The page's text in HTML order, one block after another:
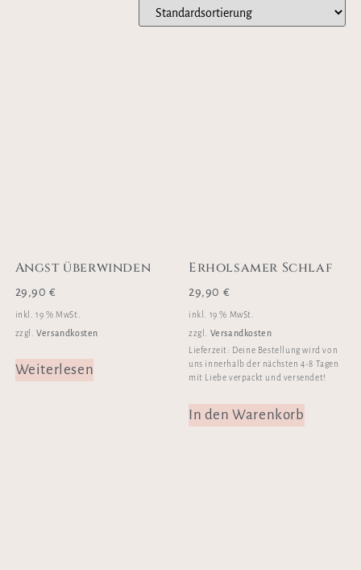
Angst überwinden
29,90€
inkl. 19 % MwSt.
zzgl.Versandkosten
Weiterlesen
Erholsamer Schlaf
29,90 €
inkl. 19 % MwSt.
zzgl. Versandkosten
Lieferzeit: Deine Bestellung wird von
uns innerhalb der nächsten 4-8 Tagen
mit Liebe verpackt und versendet!
In den Warenkorb